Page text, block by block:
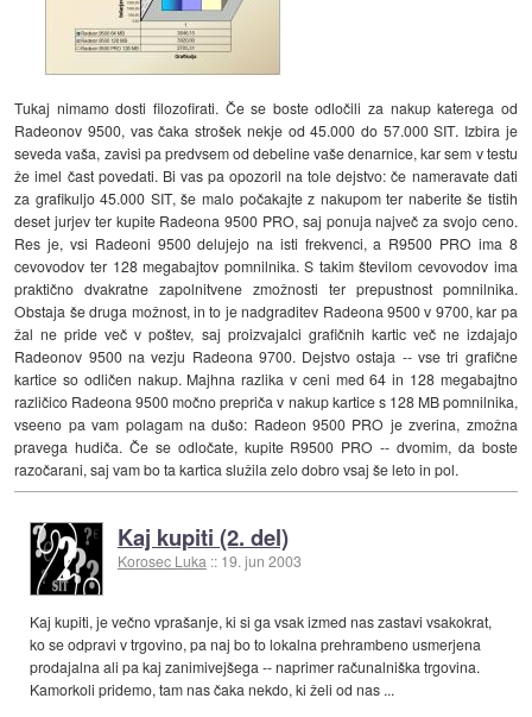
Tukaj nimamo dosti filozofirati. Če se boste odločili za nakup katerega od
Radeonov 9500, vas čaka strošek nekje od 45.000 do 57.000 SIT. Izbira je
seveda vaša, zavisi pa predvsem od debeline vaše denarnice, kar sem v testu
že imel čast povedati. Bi vas pa opozoril na tole dejstvo: če nameravate dati
za grafikuljo 45.000 SIT, še malo počakajte z nakupom ter naberite še tistih
deset jurjev ter kupite Radeona 9500 PRO, saj ponuja največ za svojo ceno.
Res je, vsi Radeoni 9500 delujejo na isti frekvenci, a R9500 PRO ima 8
cevovodov ter 128 megabajtov pomnilnika. S takim številom cevovodov ima
praktično dvakratne zapolnitvene zmožnosti ter prepustnost pomnilnika.
Obstaja še druga možnost, in to je nadgraditev Radeona 9500 v 9700, kar pa
žal ne pride več v poštev, saj proizvajalci grafičnih kartic več ne izdajajo
Radeonov 9500 na vezju Radeona 9700. Dejstvo ostaja -- vse tri grafične
kartice so odličen nakup. Majhna razlika v ceni med 64 in 128 megabajtno
različico Radeona 9500 močno prepriča v nakup kartice s 128 MB pomnilnika,
vseeno pa vam polagam na dušo: Radeon 9500 PRO je zverina, zmožna
pravega hudiča. Če se odločate, kupite R9500 PRO -- dvomim, da boste
razočarani, saj vam bo ta kartica služila zelo dobro vsaj še leto in pol.
Kaj kupiti (2. del)
Korosec Luka :: 19. jun 2003
Kaj kupiti, je večno vprašanje, ki si ga vsak izmed nas zastavi vsakokrat,
ko se odpravi v trgovino, pa naj bo to lokalna prehrambeno usmerjena
prodajalna ali pa kaj zanimivejšega -- naprimer računalniška trgovina.
Kamorkoli pridemo, tam nas čaka nekdo, ki želi od nas ...